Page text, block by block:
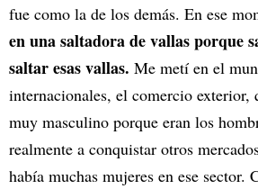
fue como la de los demás. En ese
en una saltadora de vallas porque
saltar esas vallas. Me metí en el
internacionales, el comercio exterior,
muy masculino porque eran los
realmente a conquistar otros
había muchas mujeres en ese sector.